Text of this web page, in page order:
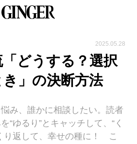
2025.05.28
どうする？選択
」の決断方法
み、誰かに相談したい。読者
“ゆるり”とキャッチして、“く
り返して、幸せの種に！ こ